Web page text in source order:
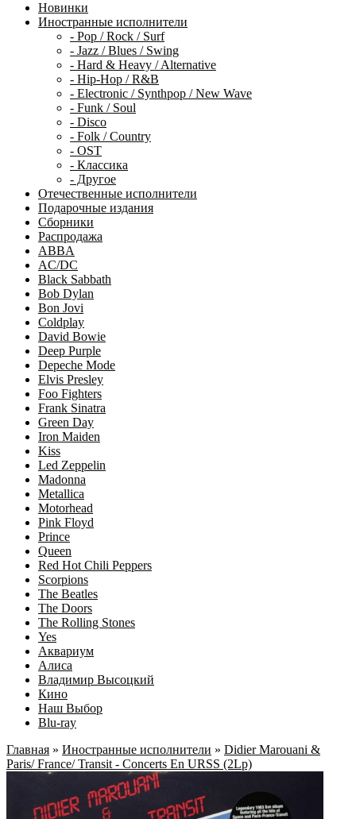
Новинки
Иностранные исполнители
- Pop / Rock / Surf
- Jazz / Blues / Swing
- Hard & Heavy / Alternative
- Hip-Hop / R&B
- Electronic / Synthpop / New Wave
- Funk / Soul
- Disco
- Folk / Country
- OST
- Классика
- Другое
Отечественные исполнители
Подарочные издания
Сборники
Распродажа
ABBA
AC/DC
Black Sabbath
Bob Dylan
Bon Jovi
Coldplay
David Bowie
Deep Purple
Depeche Mode
Elvis Presley
Foo Fighters
Frank Sinatra
Green Day
Iron Maiden
Kiss
Led Zeppelin
Madonna
Metallica
Motorhead
Pink Floyd
Prince
Queen
Red Hot Chili Peppers
Scorpions
The Beatles
The Doors
The Rolling Stones
Yes
Аквариум
Алиса
Владимир Высоцкий
Кино
Наш Выбор
Blu-ray
Главная » Иностранные исполнители » Didier Marouani &
Paris/ France/ Transit - Concerts En URSS (2Lp)